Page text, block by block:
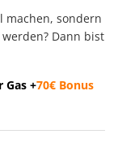
machen, sondern
Dann bist
Gas +70€ Bonus